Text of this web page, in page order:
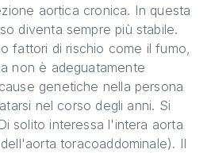
aortica cronica. In questa
diventa sempre più stabile.
fattori di rischio come il fumo,
non è adeguatamente
genetiche nella persona
nel corso degli anni. Si
solito interessa l'intera aorta
toracoaddominale). Il